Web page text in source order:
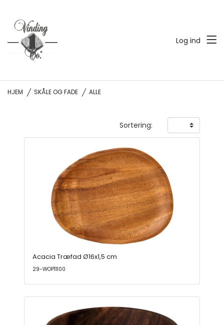
Log ind
HJEM SKÅLE OG FADE ALLE
Sortering:
Acacia Træfad Ø16x1,5 cm
29-WOP11100